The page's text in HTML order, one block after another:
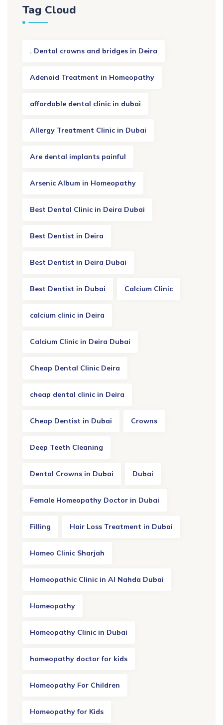
Tag Cloud
. Dental crowns and bridges in Deira
Adenoid Treatment in Homeopathy
affordable dental clinic in dubai
Allergy Treatment Clinic in Dubai
Are dental implants painful
Arsenic Album in Homeopathy
Best Dental Clinic in Deira Dubai
Best Dentist in Deira
Best Dentist in Deira Dubai
Best Dentist in Dubai Calcium Clinic
calcium clinic in Deira
Calcium Clinic in Deira Dubai
Cheap Dental Clinic Deira
cheap dental clinic in Deira
Cheap Dentist in Dubai Crowns
Deep Teeth Cleaning
Dental Crowns in Dubai Dubai
Female Homeopathy Doctor in Dubai
Filling Hair Loss Treatment in Dubai
Homeo Clinic Sharjah
Homeopathic Clinic in Al Nahda Dubai
Homeopathy
Homeopathy Clinic in Dubai
homeopathy doctor for kids
Homeopathy For Children
Homeopathy for Kids